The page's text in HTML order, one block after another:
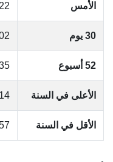
الأمس
30 يوم
52 أسبوع
الأعلى في السنة
الأقل في السنة